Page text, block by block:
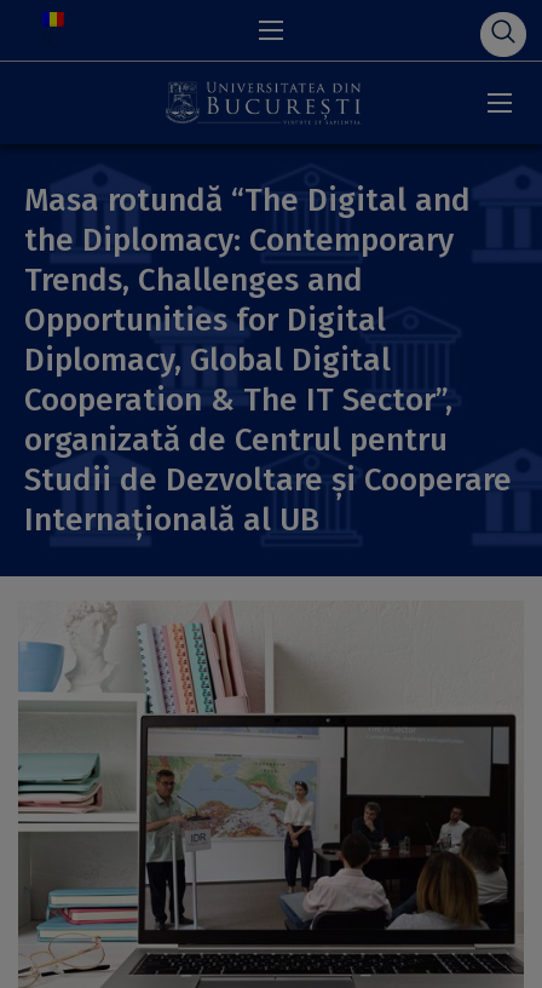
Masa rotundă “The Digital and
the Diplomacy: Contemporary
Trends, Challenges and
Opportunities for Digital
Diplomacy, Global Digital
Cooperation & The IT Sector”,
organizată de Centrul pentru
Studii de Dezvoltare și Cooperare
Internațională al UB